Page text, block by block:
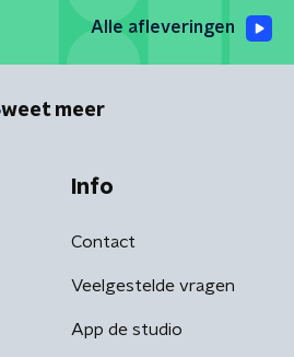
Alle afleveringen
weet meer
Info
Contact
Veelgestelde vragen
App de studio